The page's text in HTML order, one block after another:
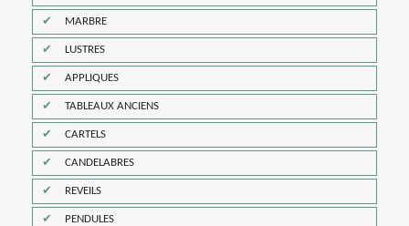
MARBRE
LUSTRES
APPLIQUES
TABLEAUX ANCIENS
CARTELS
CANDELABRES
REVEILS
PENDULES